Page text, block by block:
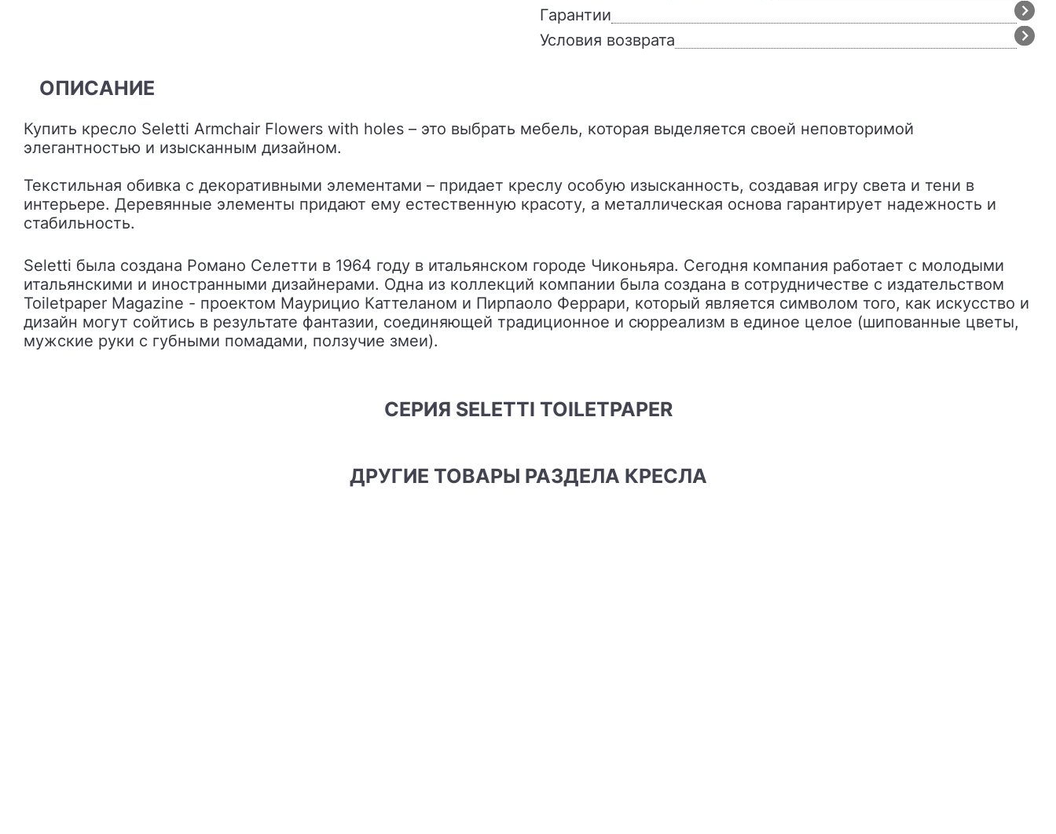
Гарантии
Условия возврата
ОПИСАНИЕ
Купить кресло Seletti Armchair Flowers with holes – это выбрать мебель, которая выделяется своей неповторимой
элегантностью и изысканным дизайном.
Текстильная обивка с декоративными элементами – придает креслу особую изысканность, создавая игру света и тени в
интерьере. Деревянные элементы придают ему естественную красоту, а металлическая основа гарантирует надежность и
стабильность.
Seletti была создана Романо Селетти в 1964 году в итальянском городе Чиконьяра. Сегодня компания работает с молодыми
итальянскими и иностранными дизайнерами. Одна из коллекций компании была создана в сотрудничестве с издательством
Toiletpaper Magazine - проектом Маурицио Каттеланом и Пирпаоло Феррари, который является символом того, как искусство и
дизайн могут сойтись в результате фантазии, соединяющей традиционное и сюрреализм в единое целое (шипованные цветы,
мужские руки с губными помадами, ползучие змеи).
СЕРИЯ SELETTI TOILETPAPER
ДРУГИЕ ТОВАРЫ РАЗДЕЛА КРЕСЛА